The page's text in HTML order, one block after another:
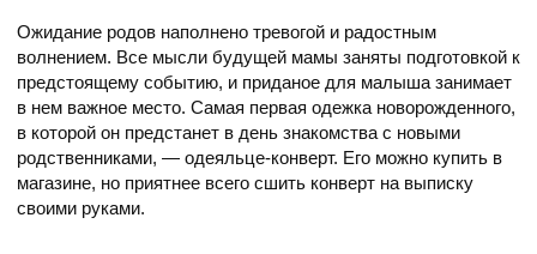
Ожидание родов наполнено тревогой и радостным
волнением. Все мысли будущей мамы заняты подготовкой к
предстоящему событию, и приданое для малыша занимает
в нем важное место. Самая первая одежка новорожденного,
в которой он предстанет в день знакомства с новыми
родственниками, — одеяльце-конверт. Его можно купить в
магазине, но приятнее всего сшить конверт на выписку
своими руками.